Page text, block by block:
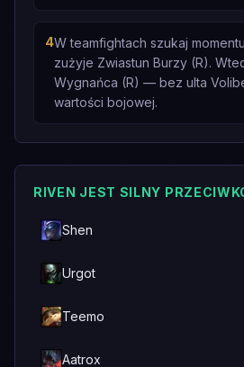
4W teamfightach szukaj
zużyje Zwiastun Burzy (R).
Wygnańca (R) — bez ulta
wartości bojowej.
RIVEN JEST SILNY
Shen
Urgot
Teemo
Aatrox